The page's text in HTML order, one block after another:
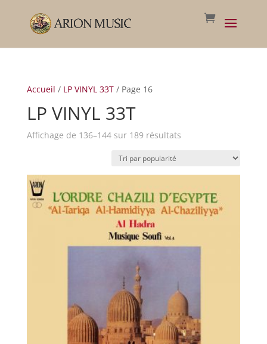
Accueil / LP VINYL 33T/ Page 16
LP VINYL 33T
Affichage de 136–144 sur 189 résultatsTrié